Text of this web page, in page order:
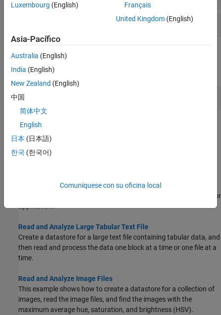
Integrar con MapReduce y arreglos altos
Clases
expandir todo
Temas
Introducción a los almacenes de datos
Un almacén de datos es un objeto para la lectura de un único
Select Datastore for File Format or Application
Choose the right datastore based on the file format of your data or
application.
Read and Analyze Large Tabular Text File
Create a datastore for a large text file containing tabular data, and
then read and process the data one block at a time or one file at a
time.
Read and Analyze Image Files
This example shows how to create a datastore for a collection of
images, read the image files, and find the images with the
maximum average hue, saturation, and brightness (HSV).
Luxembourg (English)
Français
United Kingdom(English)
Asia-Pacífico
Australia (English)
India (English)
New Zealand (English)
中国
简体中文
English
日本 (日本語)
한국 (한국어)
Comuníquese con su oficina local